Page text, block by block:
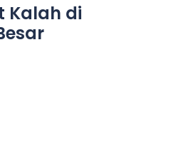
Kalah di